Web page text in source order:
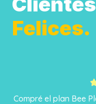
Felices.
Compré el plan Bee